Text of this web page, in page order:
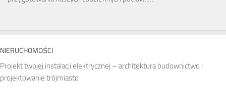
NIERUCHOMOŚCI
Projekt twojej instalacji elektrycznej – architektura budownictwo i
projektowanie trójmiasto